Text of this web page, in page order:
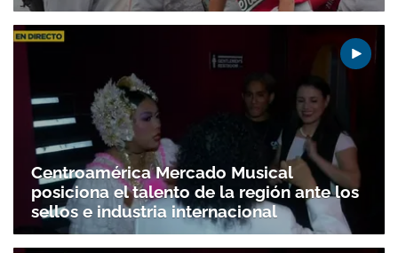
Centroamérica Mercado Musical
posiciona el talento de la región ante los
sellos e industria internacional